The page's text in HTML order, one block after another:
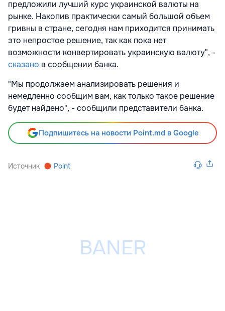
предложили лучший курс украинской валюты на
рынке. Накопив практически самый большой объем
гривны в стране, сегодня нам приходится принимать
это непростое решение, так как пока нет
возможности конвертировать украинскую валюту", -
сказано в сообщении банка.
"Мы продолжаем анализировать решения и
немедленно сообщим вам, как только такое решение
будет найдено", - сообщили представители банка.
Подпишитесь на новости Point.md в Google
Источник Point